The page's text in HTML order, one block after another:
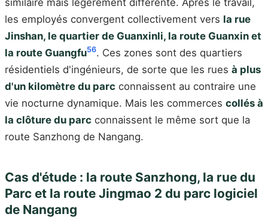
les employés convergent collectivement vers la rue
Jinshan, le quartier de Guanxinli, la route Guanxin et
la route Guangfu56. Ces zones sont des quartiers
résidentiels d'ingénieurs, de sorte que les rues à plus
d'un kilomètre du parc connaissent au contraire une
vie nocturne dynamique. Mais les commerces collés à
la clôture du parc connaissent le même sort que la
route Sanzhong de Nangang.
Cas d'étude : la route Sanzhong, la rue du
Parc et la route Jingmao 2 du parc logiciel
de Nangang